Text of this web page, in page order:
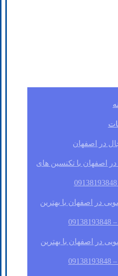
در اصفهان
در اصفهان با تکنسین های
در اصفهان با بهترین
در اصفهان با بهترین